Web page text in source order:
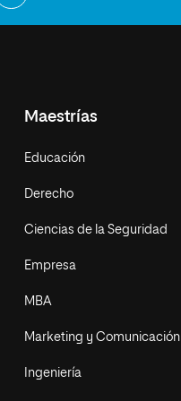
Maestrías
Educación
Derecho
Ciencias de la Seguridad
Empresa
MBA
Marketing y Comunicación
Ingeniería